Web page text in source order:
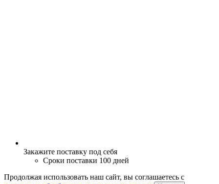
Закажите поставку под себя
Сроки поставки 100 дней
Продолжая использовать наш сайт, вы соглашаетесь c